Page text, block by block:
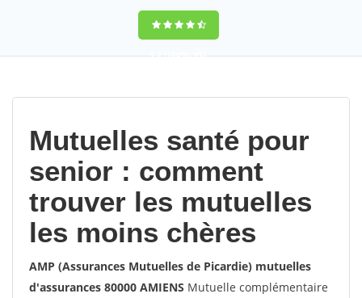
9,2(100%)452
Mutuelles santé pour
senior : comment
trouver les mutuelles
les moins chères
AMP (Assurances Mutuelles de Picardie) mutuelles
d'assurances 80000 AMIENS Mutuelle complémentaire